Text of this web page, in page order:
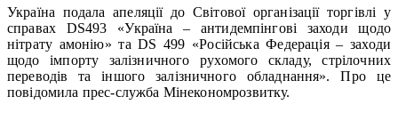
Україна подала апеляції до Світової організації торгівлі у
справах DS493 «Україна – антидемпінгові заходи щодо
нітрату амонію» та DS 499 «Російська Федерація – заходи
щодо імпорту залізничного рухомого складу, стрілочних
переводів та іншого залізничного обладнання». Про це
повідомила прес-служба Мінекономрозвитку.